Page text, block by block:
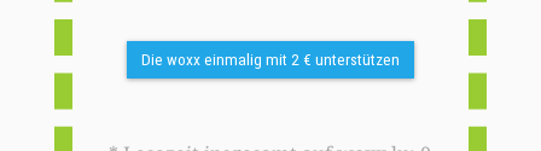
Die woxx einmalig mit 2 € unterstützen